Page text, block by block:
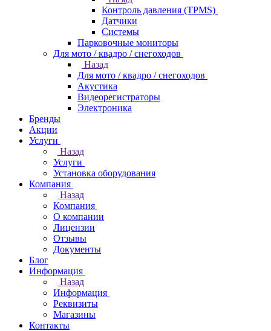
Контроль давления (TPMS)
Датчики
Системы
Парковочные мониторы
Для мото / квадро / снегоходов
Назад
Для мото / квадро / снегоходов
Акустика
Видеорегистраторы
Электроника
Бренды
Акции
Услуги
Назад
Услуги
Установка оборудования
Компания
Назад
Компания
О компании
Лицензии
Отзывы
Документы
Блог
Информация
Назад
Информация
Реквизиты
Магазины
Контакты